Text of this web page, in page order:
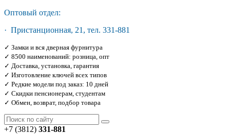
Оптовый отдел:
· Пристанционная, 21, тел. 331-881
✓ Замки и вся дверная фурнитура
✓ 8500 наименований: розница, опт
✓ Доставка, установка, гарантия
✓ Изготовление ключей всех типов
✓ Редкие модели под заказ: 10 дней
✓ Скидки пенсионерам, студентам
✓ Обмен, возврат, подбор товара
+7 (3812) 331-881